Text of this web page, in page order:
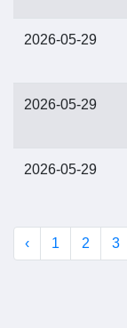
2026-05-29
2026-05-29
2026-05-29
‹ 1 2 3